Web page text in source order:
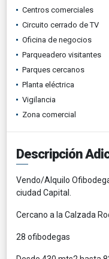
Centros comerciales
Circuito cerrado de TV
Oficina de negocios
Parqueadero visitantes
Parques cercanos
Planta eléctrica
Vigilancia
Zona comercial
Descripción
Vendo/Alquilo
ciudad Capital.
Cercano a la Calzada
28 ofibodegas